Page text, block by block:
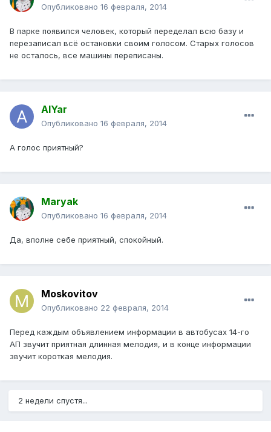
Опубликовано 16 февраля, 2014
В парке появился человек, который переделал всю базу и
перезаписал всё остановки своим голосом. Старых голосов
не осталось, все машины переписаны.
AlYar
Опубликовано 16 февраля, 2014
А голос приятный?
Maryak
Опубликовано 16 февраля, 2014
Да, вполне себе приятный, спокойный.
Moskovitov
Опубликовано 22 февраля, 2014
Перед каждым объявлением информации в автобусах 14-го
АП звучит приятная длинная мелодия, и в конце информации
звучит короткая мелодия.
2 недели спустя...